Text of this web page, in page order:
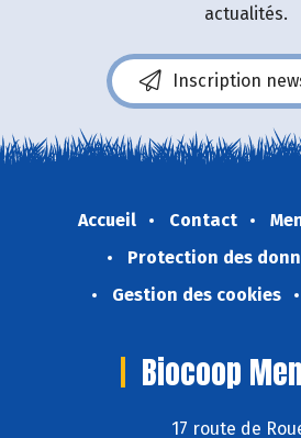
actualités.
Inscription
Accueil Contact
Protection des
Gestion des cookies
Biocoop
17 route de